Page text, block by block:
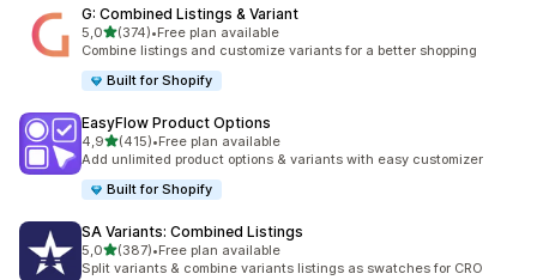
G: Combined Listings & Variant
5,0/ 5 tähteä
(374)
374 arvostelua yhteensä
•Free plan available
Combine listings and customize variants for a better shopping
Built for Shopify
EasyFlow Product Options
4,9/ 5 tähteä
(415)
415 arvostelua yhteensä
•Free plan available
Add unlimited product options & variants with easy customizer
Built for Shopify
SA Variants: Combined Listings
5,0/ 5 tähteä
(387)
387 arvostelua yhteensä
•Free plan available
Split variants & combine variants listings as swatches for CRO